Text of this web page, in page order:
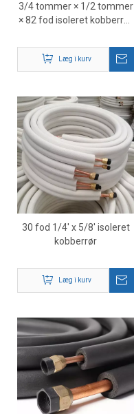
3/4 tommer × 1/2 tommer
× 82 fod isoleret kobberrør
kølemiddelledningssæt
Læg i kurv
30 fod 1/4' x 5/8' isoleret
kobberrør
Læg i kurv